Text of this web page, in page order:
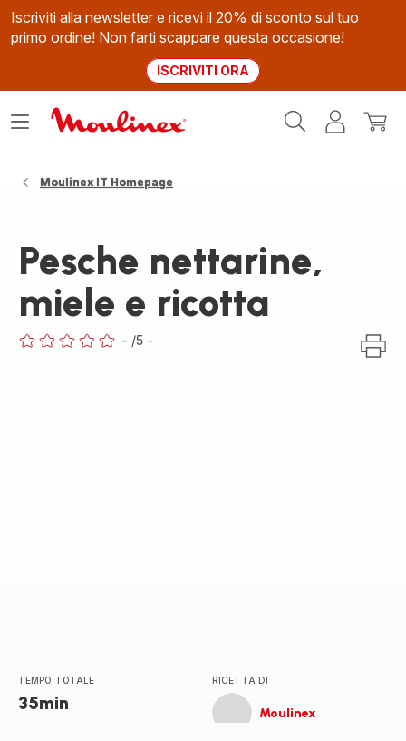
Iscriviti alla newsletter e ricevi il 20% di sconto sul tuo
primo ordine! Non farti scappare questa occasione!
ISCRIVITI ORA
Il
Apri
Moulinex IT Homepage
Pesche nettarine,
miele e ricotta
- /5 -
TEMPO TOTALE
35min
RICETTA DI
Moulinex